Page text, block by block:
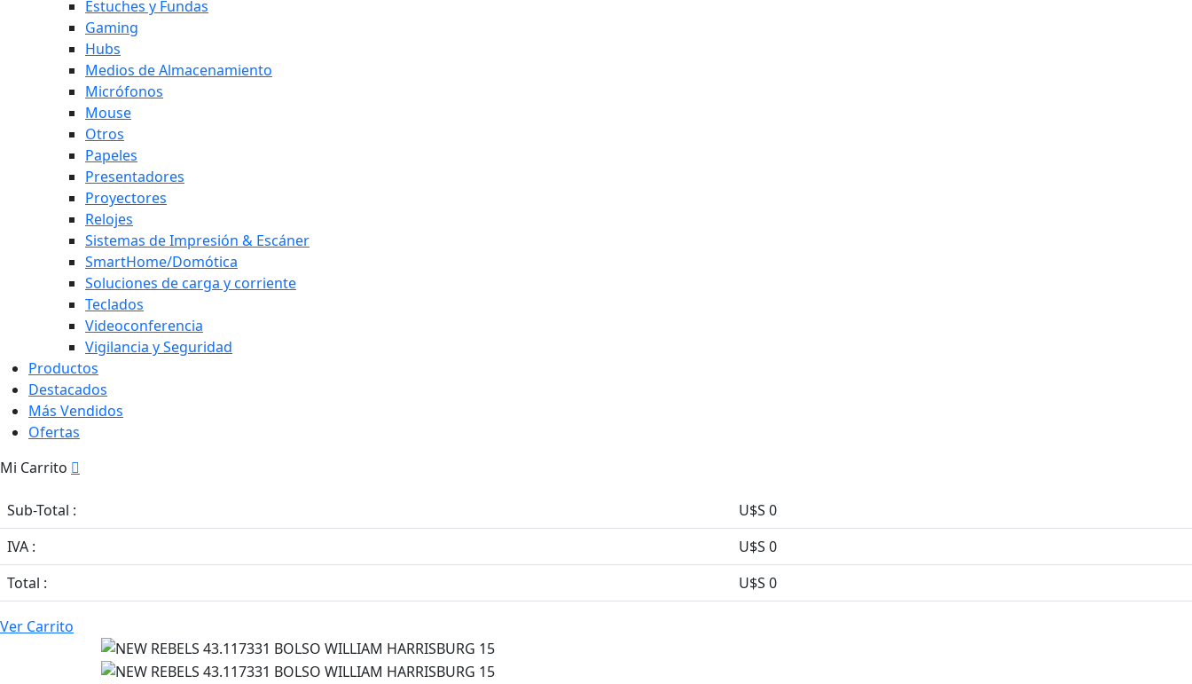
Estuches y Fundas
Gaming
Hubs
Medios de Almacenamiento
Micrófonos
Mouse
Otros
Papeles
Presentadores
Proyectores
Relojes
Sistemas de Impresión & Escáner
SmartHome/Domótica
Soluciones de carga y corriente
Teclados
Videoconferencia
Vigilancia y Seguridad
Productos
Destacados
Más Vendidos
Ofertas
Mi Carrito
Sub-Total :
U$S 0
IVA :
U$S 0
Total :
U$S 0
Ver Carrito